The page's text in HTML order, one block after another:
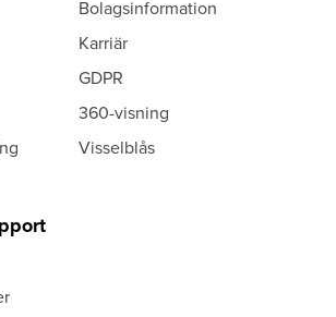
Bolagsinformation
Karriär
GDPR
360-visning
Visselblås